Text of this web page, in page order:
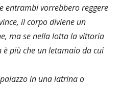
entrambi vorrebbero reggere
il corpo diviene un
ma se nella lotta la vittoria
più che un letamaio da cui
in una latrina o